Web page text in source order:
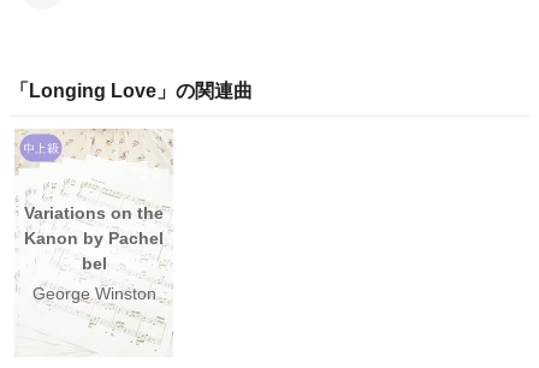
「 Longing Love 」の関連曲
Variations on the
Kanon by Pachel
bel
George Winston